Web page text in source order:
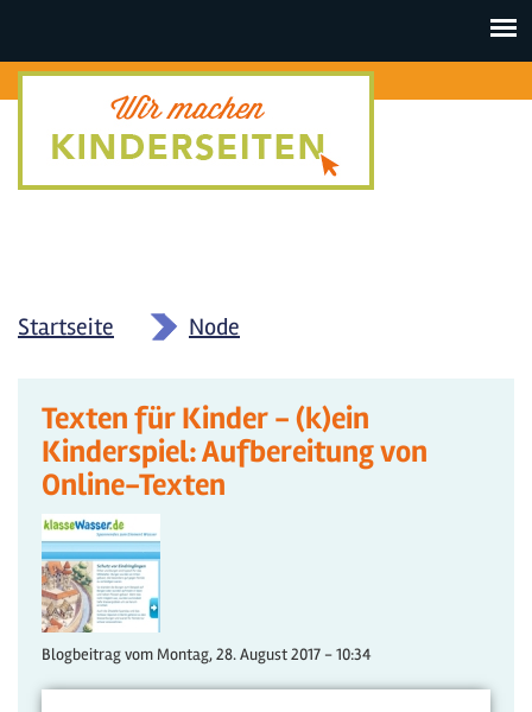
Toggle
Startseite » Node
Texten für Kinder - (k)ein
Kinderspiel: Aufbereitung von
Online-Texten
Blogbeitrag vom Montag, 28. August 2017 - 10:34